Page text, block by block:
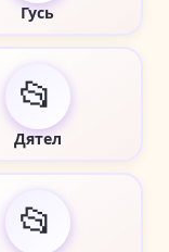
Гусь
📂
Дятел
📂